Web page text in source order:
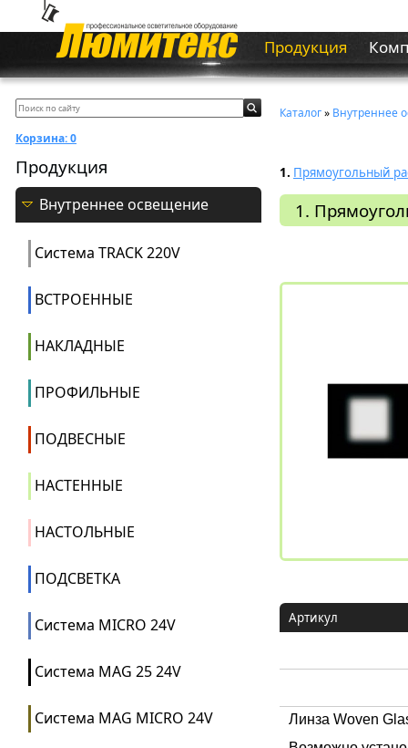
Продукция
Корзина:0
Продукция
Внутреннее освещение
Система ТRACK 220V
ВСТРОЕННЫЕ
НАКЛАДНЫЕ
ПРОФИЛЬНЫЕ
ПОДВЕСНЫЕ
НАСТЕННЫЕ
НАСТОЛЬНЫЕ
ПОДСВЕТКА
Система MICRO 24V
Система MAG 25 24V
Система MAG MICRO 24V
Каталог» Внутреннее
1. Прямоугольный
1.
Артикул
Линза Woven